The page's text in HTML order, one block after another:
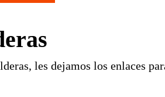
les dejamos los enlaces